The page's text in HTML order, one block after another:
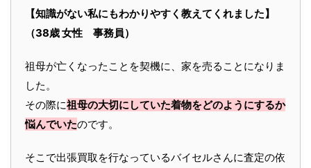
【知識がない私にもわかりやすく教えてくれました】
（38歳 女性 事務員）
祖母が亡くなったことを契機に、家を売ることになりま
した。
その際に祖母の大切にしていた着物をどのようにするか
悩んでいたのです。
そこで出張買取を行なっているバイセルさんに査定の依